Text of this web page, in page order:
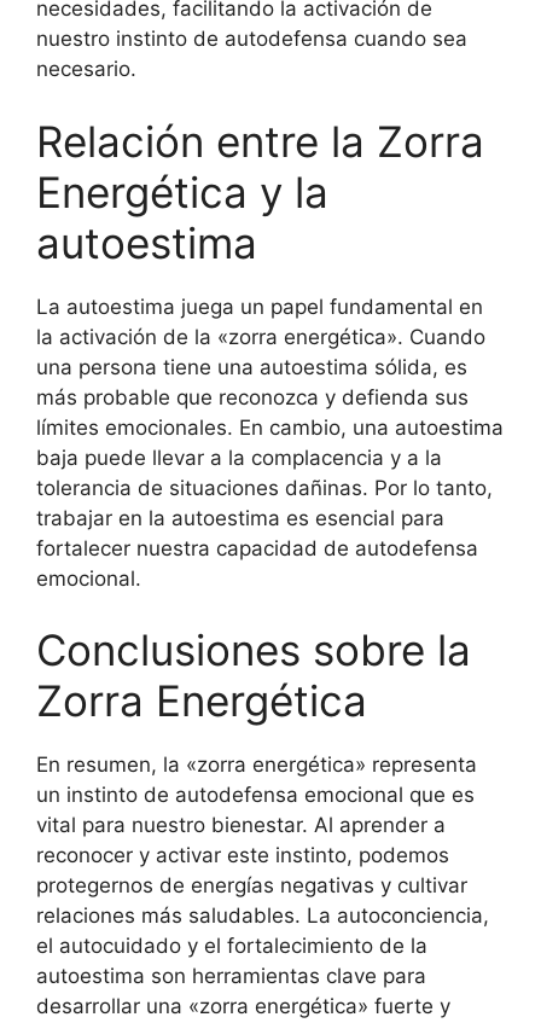
necesidades, facilitando la activación de
nuestro instinto de autodefensa cuando sea
necesario.
Relación entre la Zorra
Energética y la
autoestima
La autoestima juega un papel fundamental en
la activación de la «zorra energética». Cuando
una persona tiene una autoestima sólida, es
más probable que reconozca y defienda sus
límites emocionales. En cambio, una autoestima
baja puede llevar a la complacencia y a la
tolerancia de situaciones dañinas. Por lo tanto,
trabajar en la autoestima es esencial para
fortalecer nuestra capacidad de autodefensa
emocional.
Conclusiones sobre la
Zorra Energética
En resumen, la «zorra energética» representa
un instinto de autodefensa emocional que es
vital para nuestro bienestar. Al aprender a
reconocer y activar este instinto, podemos
protegernos de energías negativas y cultivar
relaciones más saludables. La autoconciencia,
el autocuidado y el fortalecimiento de la
autoestima son herramientas clave para
desarrollar una «zorra energética» fuerte y